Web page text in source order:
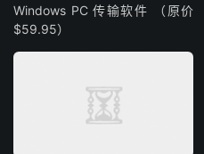
Windows PC 传输软件 （原价
$59.95）